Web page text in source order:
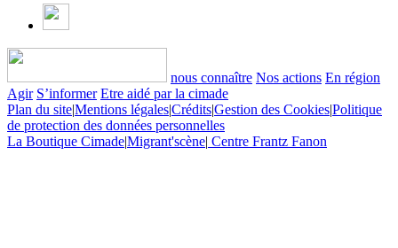
nous connaître Nos actions En région
Agir S’informer Etre aidé par la cimade
Plan du site|Mentions légales|Crédits|Gestion des Cookies|Politique
de protection des données personnelles
La Boutique Cimade|Migrant'scène| Centre Frantz Fanon